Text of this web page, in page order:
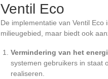
Ventil Eco
De implementatie van Ventil
milieugebied, maar biedt ook
Vermindering van het
systemen gebruikers in staat
realiseren.